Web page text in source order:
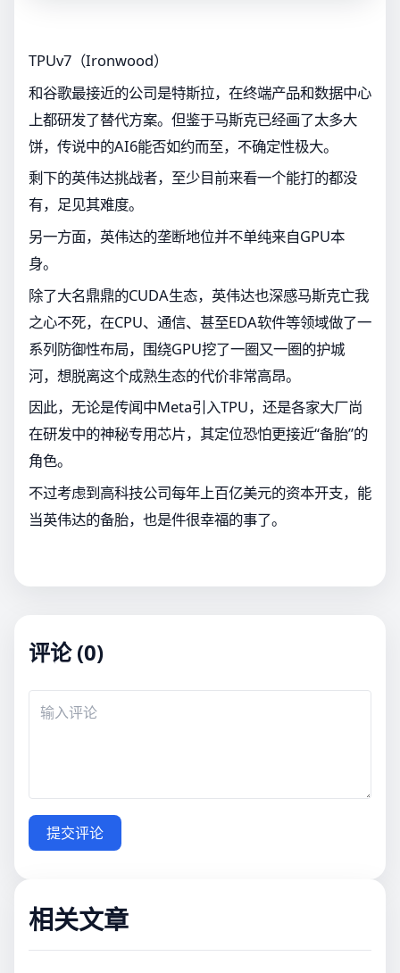
TPUv7（Ironwood）
和谷歌最接近的公司是特斯拉，在终端产品和数据中心
上都研发了替代方案。但鉴于马斯克已经画了太多大
饼，传说中的AI6能否如约而至，不确定性极大。
剩下的英伟达挑战者，至少目前来看一个能打的都没
有，足见其难度。
另一方面，英伟达的垄断地位并不单纯来自GPU本
身。
除了大名鼎鼎的CUDA生态，英伟达也深感马斯克亡我
之心不死，在CPU、通信、甚至EDA软件等领域做了一
系列防御性布局，围绕GPU挖了一圈又一圈的护城
河，想脱离这个成熟生态的代价非常高昂。
因此，无论是传闻中Meta引入TPU，还是各家大厂尚
在研发中的神秘专用芯片，其定位恐怕更接近“备胎”的
角色。
不过考虑到高科技公司每年上百亿美元的资本开支，能
当英伟达的备胎，也是件很幸福的事了。
评论 (0)
提交评论
相关文章